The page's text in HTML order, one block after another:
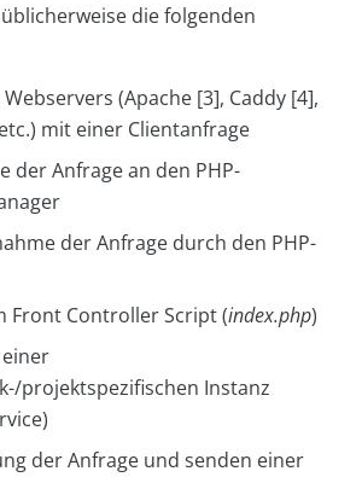
die folgenden
(Apache [3], Caddy [4],
mit einer Clientanfrage
der Anfrage an den PHP-
der Anfrage durch den PHP-
Front Controller Script (index.php)
projektspezifischen Instanz
der Anfrage und senden einer